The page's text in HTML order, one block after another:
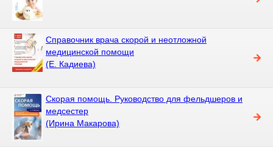
Справочник врача скорой и неотложной
медицинской помощи
(Е. Кадиева)
Скорая помощь. Руководство для фельдшеров и
медсестер
(Ирина Макарова)